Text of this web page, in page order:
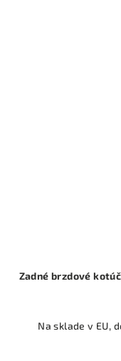
Zadné brzdové
Na sklade v EU,